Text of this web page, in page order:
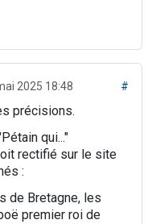
2025 18:48 #
précisions.
qui..."
rectifié sur le site
:
de Bretagne, les
premier roi de